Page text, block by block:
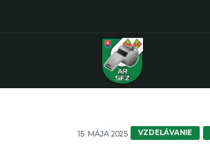
15. MÁJA 2025 VZDELÁVANIE